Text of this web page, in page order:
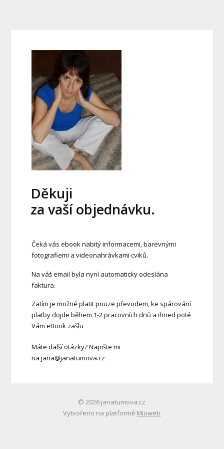
Děkuji
za vaší objednávku.
Čeká vás ebook nabitý informacemi, barevnými
fotografiemi a videonahrávkami cviků.
Na váš email byla nyní automaticky odeslána
faktura.
Zatím je možné platit pouze převodem, ke spárování
platby dojde během 1-2 pracovních dnů a ihned poté
Vám eBook zašlu
Máte další otázky? Napište mi
na jana@janatumova.cz
© 2026 janatumova.cz
Vytvořeno na platformě Mioweb